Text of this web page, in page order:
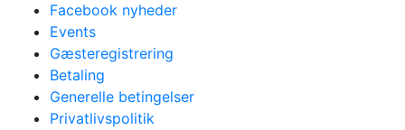
Facebook nyheder
Events
Gæsteregistrering
Betaling
Generelle betingelser
Privatlivspolitik